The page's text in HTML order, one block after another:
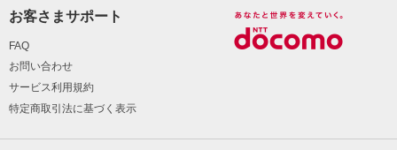
お客さまサポート
FAQ
お問い合わせ
サービス利用規約
特定商取引法に基づく表示